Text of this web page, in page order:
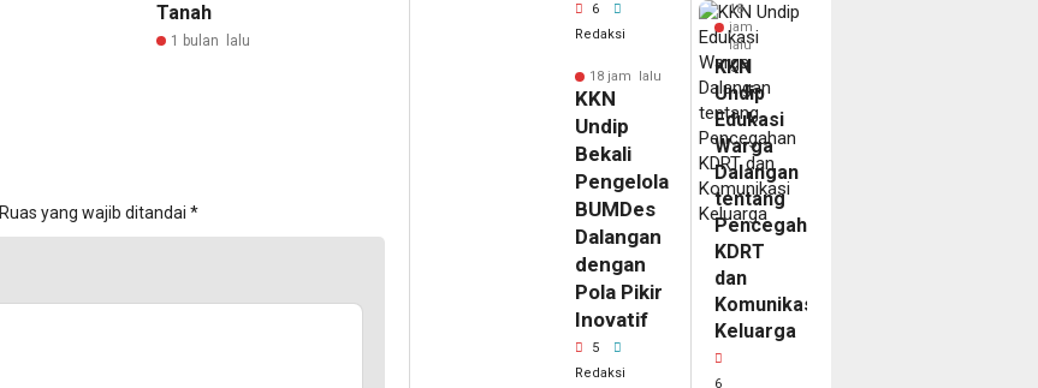
Tanah
1 bulan lalu
Ruas yang wajib ditandai *
6
Redaksi
18 jam lalu
KKN
Undip
Bekali
Pengelola
BUMDes
Dalangan
dengan
Pola Pikir
Inovatif
5
Redaksi
18
jam
lalu
KKN
Undip
Edukasi
Warga
Dalangan
tentang
Pencegahan
KDRT
dan
Komunikasi
Keluarga
6